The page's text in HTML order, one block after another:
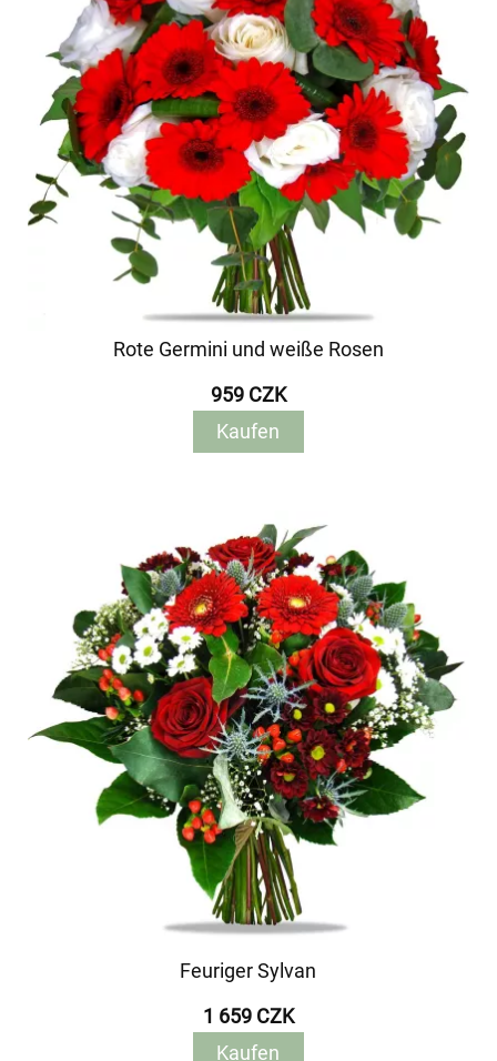
Rote Germini und weiße Rosen
959 CZK
Kaufen
Feuriger Sylvan
1 659 CZK
Kaufen